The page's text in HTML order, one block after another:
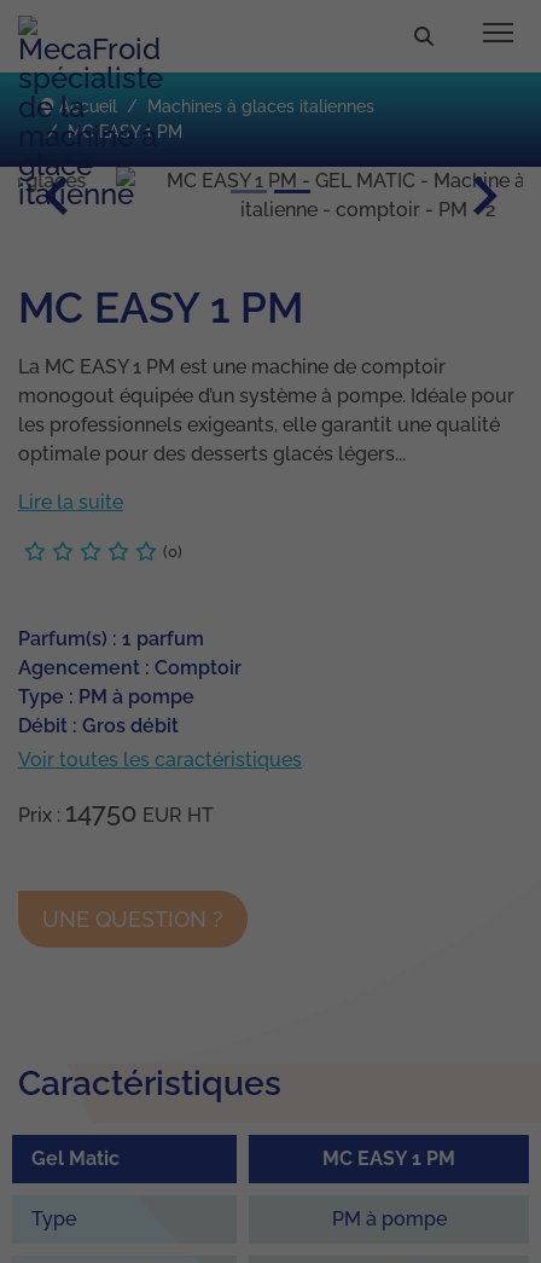
Accueil
Machines à glaces italiennes
MC EASY 1 PM
Previous Next
MC EASY 1 PM
La MC EASY 1 PM est une machine de comptoir
monogout équipée d’un système à pompe. Idéale pour
les professionnels exigeants, elle garantit une qualité
optimale pour des desserts glacés légers...
Lire la suite
(0)
Parfum(s) : 1 parfum
Agencement : Comptoir
Type : PM à pompe
Débit : Gros débit
Voir toutes les caractéristiques
Prix : 14750 EUR HT
UNE QUESTION ?
Caractéristiques
Gel Matic MC EASY 1 PM
Type PM à pompe